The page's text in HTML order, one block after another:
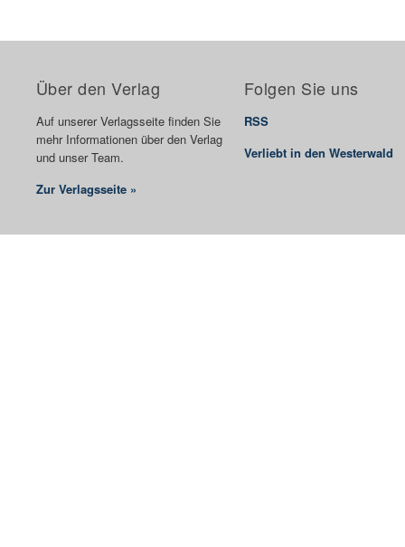
Über den Verlag
Auf unserer Verlagsseite finden Sie
mehr Informationen über den Verlag
und unser Team.
Zur Verlagsseite »
Folgen Sie uns
RSS
Verliebt in den Westerwald